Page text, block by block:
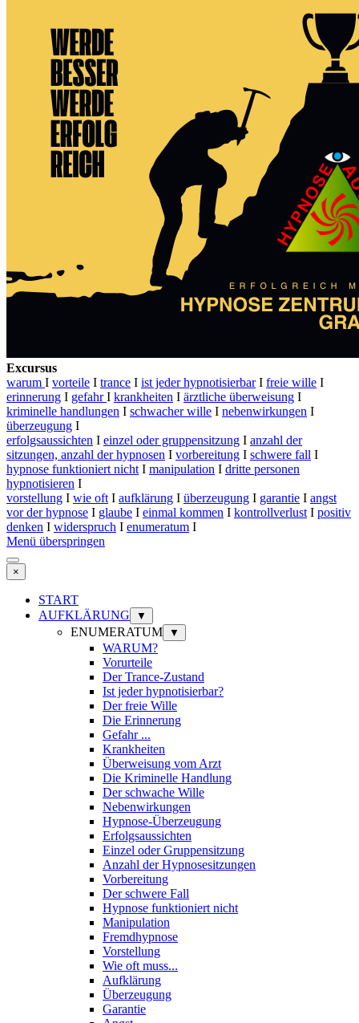
Excursus
warum I vorteile I trance I ist jeder hypnotisierbarI freie wille I
erinnerung I gefahrI krankheiten I ärztliche überweisung I
kriminelle handlungen I schwacher wille I nebenwirkungen I
überzeugung I
erfolgsaussichten I einzel oder gruppensitzung I anzahl der
sitzungen, anzahl der hypnosen I vorbereitung I schwere fall I
hypnose funktioniert nicht I manipulation I dritte personen
hypnotisieren I
vorstellung I wie oft I aufklärung I überzeugung I garantie I angst
vor der hypnose I glaube I einmal kommen I kontrollverlust I positiv
denken I widerspruch I enumeratum I
Menü überspringen
×
START
AUFKLÄRUNG
▼
ENUMERATUM ▼
WARUM?
Vorurteile
Der Trance-Zustand
Ist jeder hypnotisierbar?
Der freie Wille
Die Erinnerung
Gefahr ...
Krankheiten
Überweisung vom Arzt
Die Kriminelle Handlung
Der schwache Wille
Nebenwirkungen
Hypnose-Überzeugung
Erfolgsaussichten
Einzel oder Gruppensitzung
Anzahl der Hypnosesitzungen
Vorbereitung
Der schwere Fall
Hypnose funktioniert nicht
Manipulation
Fremdhypnose
Vorstellung
Wie oft muss...
Aufklärung
Überzeugung
Garantie